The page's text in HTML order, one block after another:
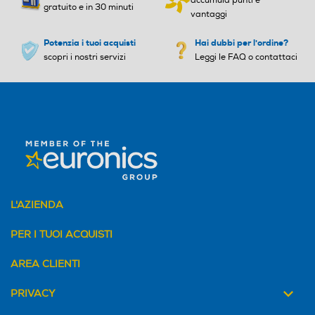
piano, rumori più
scopri i nostri servizi Leggi le FAQ o contattaci